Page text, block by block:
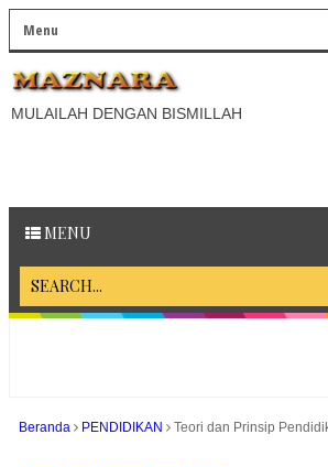
MULAILAH DENGAN BISMILLAH
MENU
Beranda PENDIDIKAN Teori dan Prinsip